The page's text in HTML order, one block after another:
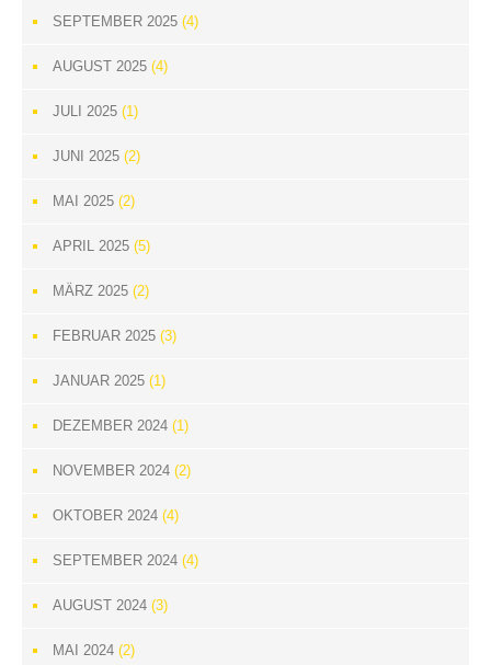
SEPTEMBER 2025 (4)
AUGUST 2025 (4)
JULI 2025 (1)
JUNI 2025 (2)
MAI 2025 (2)
APRIL 2025 (5)
MÄRZ 2025 (2)
FEBRUAR 2025 (3)
JANUAR 2025 (1)
DEZEMBER 2024 (1)
NOVEMBER 2024 (2)
OKTOBER 2024 (4)
SEPTEMBER 2024 (4)
AUGUST 2024 (3)
MAI 2024 (2)